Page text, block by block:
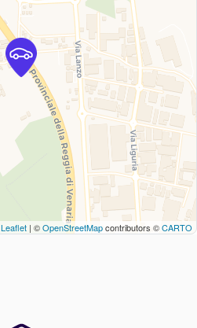
Leaflet | ©OpenStreetMapcontributors ©CARTO